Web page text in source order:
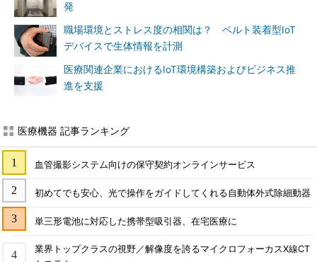
発
職場環境とストレス度の相関は？ ベルト装着型IoT
デバイスで生体情報を計測
医療関連企業におけるIoT環境構築およびビジネス推
進を支援
医療機器 記事ランキング
血管撮影システム向けの保守契約オンラインサービス
初めてでも安心、光で操作をガイドしてくれる自動体外式除細動器
単三形電池に対応した携帯型吸引器、在宅医療に
業界トップクラスの視野／解像度を誇るマイクロフォーカスX線CT